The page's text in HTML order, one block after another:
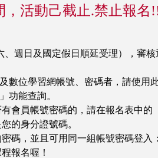
，活動己截止.禁止報名
週日及國定假日順延受理），審
數位學習網帳號、密碼者，請使用
功能查詢。
會員帳號密碼的，請在報名表中
的身分證號碼。
碼，並且可用同一組帳號密碼登入
報名喔！